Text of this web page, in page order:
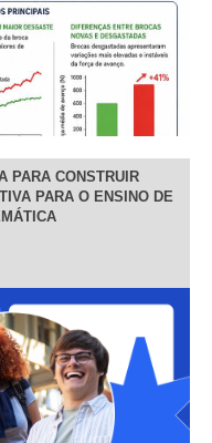
PARA CONSTRUIR
PARA O ENSINO DE